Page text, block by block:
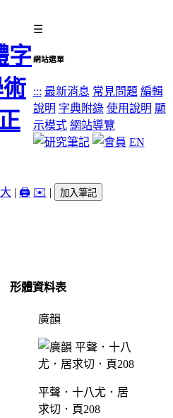
☰
網站選單
::: 最新消息 常見問題 編輯
說明 字典附錄 使用說明 顯
示模式 網站導覽
EN
大 | 🖨️ ✉️ | 加入筆記
形體資料表
廣韻
平聲．十八尤．居
求切．頁208